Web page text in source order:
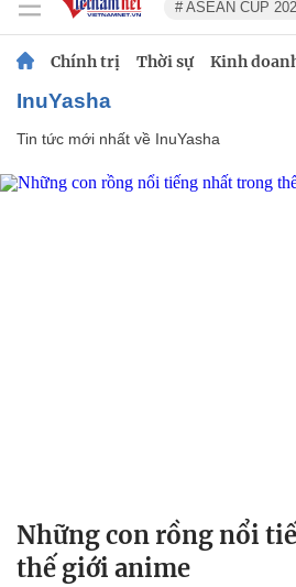
# ASEAN CUP
Chính trị Thời sự Kinh
InuYasha
Tin tức mới nhất về InuYasha
Những con rồng nổi
thế giới anime